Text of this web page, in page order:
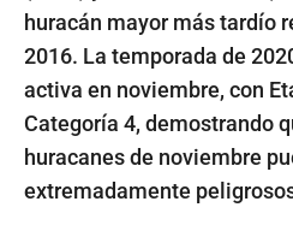
huracán mayor más tardío
2016. La temporada de
activa en noviembre, con
Categoría 4, demostrando
huracanes de noviembre
extremadamente